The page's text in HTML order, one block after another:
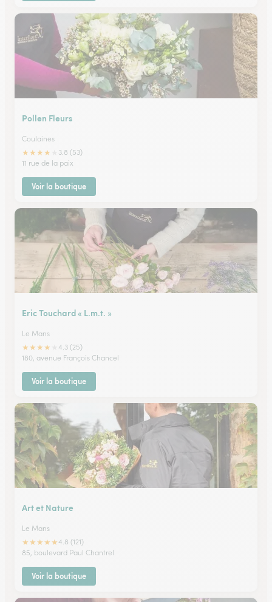
Pollen Fleurs
Coulaines
★★★★
3.8 (53)
11 rue de la paix
Voir la boutique
Eric Touchard « L.m.t. »
Le Mans
★★★★
4.3 (25)
180, avenue François Chancel
Voir la boutique
Art et Nature
Le Mans
★★★★★4.8 (121)
85, boulevard Paul Chantrel
Voir la boutique